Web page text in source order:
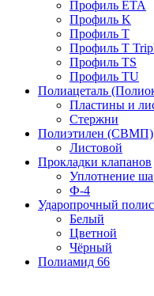
Профиль ETA
Профиль K
Профиль T
Профиль T
Профиль TS
Профиль TU
Полиацеталь
Пластины и
Стержни
Полиэтилен (СВМП)
Листовой
Прокладки клапанов
Уплотнение
Ф-4
Ударопрочный
Белый
Цветной
Чёрный
Полиамид 66